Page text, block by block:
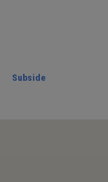
Subside